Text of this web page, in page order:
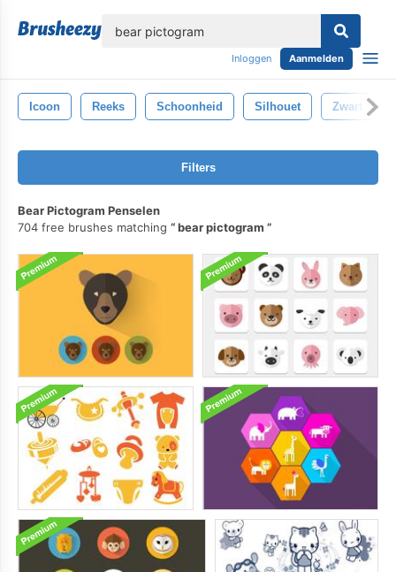
Inloggen Aanmelden
Icoon Reeks Schoonheid Silhouet Zwart
Filters
Bear Pictogram Penselen
704 free brushes matching
bear pictogram